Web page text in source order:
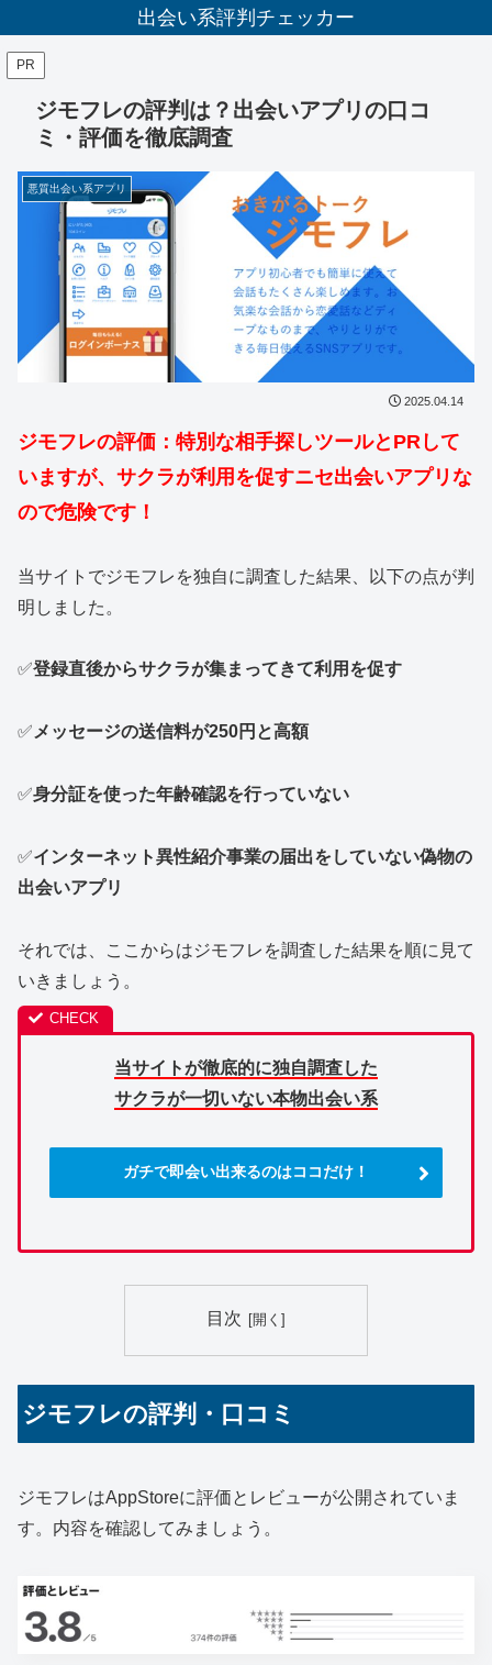
出会い系評判チェッカー
PR
ジモフレの評判は？出会いアプリの口コ
ミ・評価を徹底調査
悪質出会い系アプリ
2025.04.14
ジモフレの評価：特別な相手探しツールとPRして
いますが、サクラが利用を促すニセ出会いアプリな
ので危険です！
当サイトでジモフレを独自に調査した結果、以下の点が判
明しました。
✅登録直後からサクラが集まってきて利用を促す
✅ メッセージの送信料が250円と高額
✅身分証を使った年齢確認を行っていない
✅インターネット異性紹介事業の届出をしていない偽物の
出会いアプリ
それでは、ここからはジモフレを調査した結果を順に見て
いきましょう。
当サイトが徹底的に独自調査した
サクラが一切いない本物出会い系
ガチで即会い出来るのはココだけ！
目次
ジモフレの評判・口コミ
ジモフレはAppStoreに評価とレビューが公開されていま
す。内容を確認してみましょう。